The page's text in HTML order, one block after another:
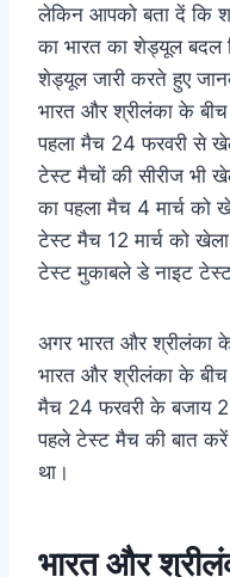
लेकिन आपको बता दें कि
का भारत का शेड्यूल बदल
शेड्यूल जारी करते हुए
भारत और श्रीलंका के
पहला मैच 24 फरवरी से
टेस्ट मैचों की सीरीज भी
का पहला मैच 4 मार्च को
टेस्ट मैच 12 मार्च को
टेस्ट मुकाबले डे नाइट
अगर भारत और श्रीलंका
भारत और श्रीलंका के
मैच 24 फरवरी के बजाय
पहले टेस्ट मैच की बात करें
था।
भारत और